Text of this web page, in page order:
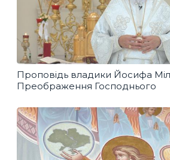
Проповідь владики Йосифа
Преображення Господнього